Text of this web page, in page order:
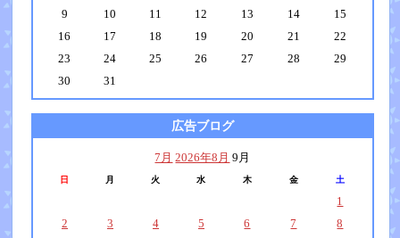
9
10 11 12 13 14
15
16
17 18 19 20 21
22
23
24 25 26 27 28
29
30
31
広告ブログ
7月 2026年8月 9月
日 月 火 水 木 金 土
1
2
3 4 5 6 7
8